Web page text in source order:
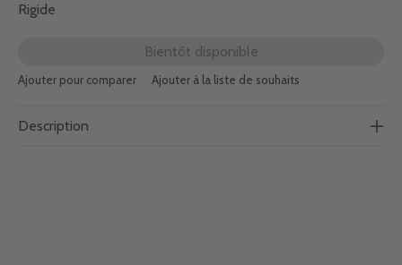
Rigide
Bientôt disponible
Ajouter pour comparer Ajouter à la liste de souhaits
Description